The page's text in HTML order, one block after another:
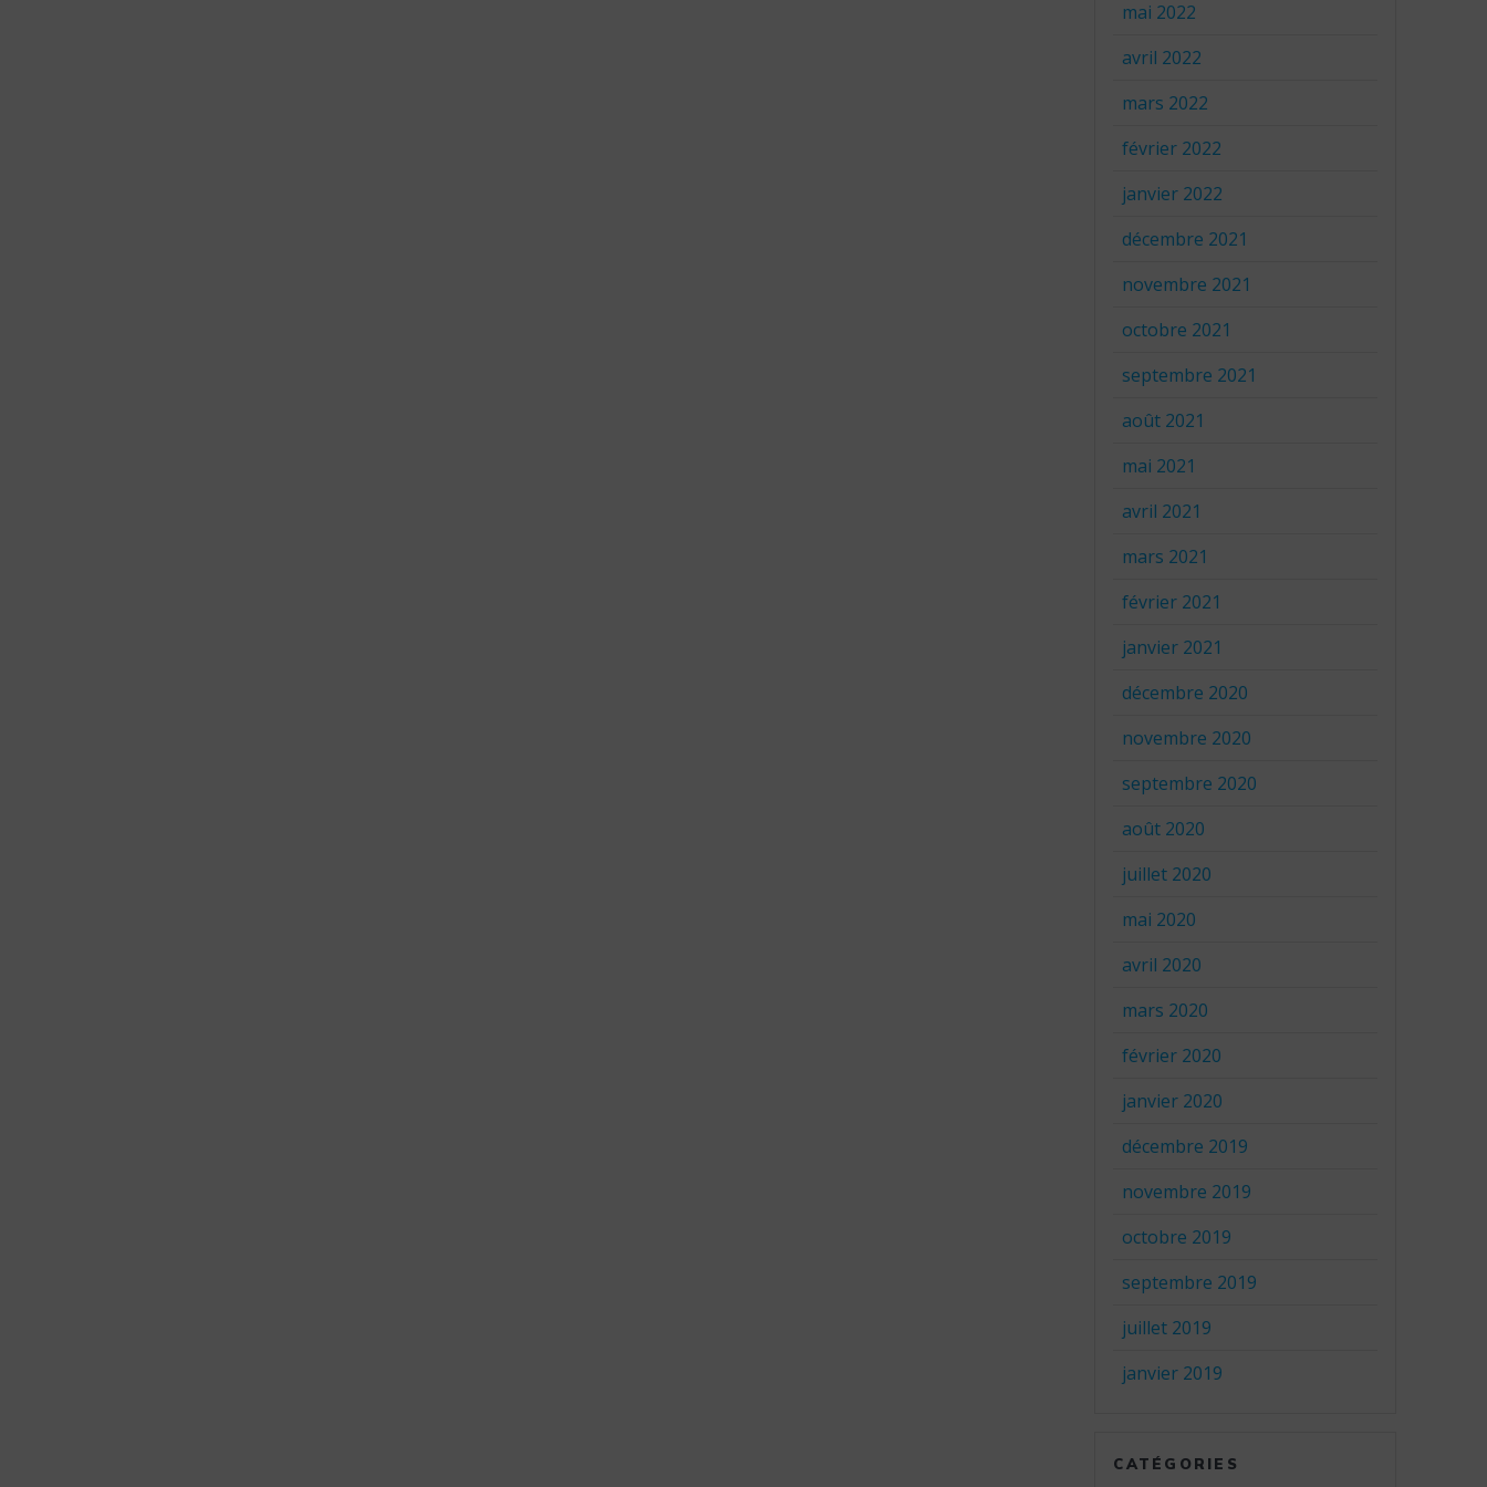
mai 2022
avril 2022
mars 2022
février 2022
janvier 2022
décembre 2021
novembre 2021
octobre 2021
septembre 2021
août 2021
mai 2021
avril 2021
mars 2021
février 2021
janvier 2021
décembre 2020
novembre 2020
septembre 2020
août 2020
juillet 2020
mai 2020
avril 2020
mars 2020
février 2020
janvier 2020
décembre 2019
novembre 2019
octobre 2019
septembre 2019
juillet 2019
janvier 2019
CATÉGORIES